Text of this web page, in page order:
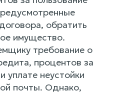
обратить
имущество.
требование о
процентов за
уплате неустойки
почты. Однако,